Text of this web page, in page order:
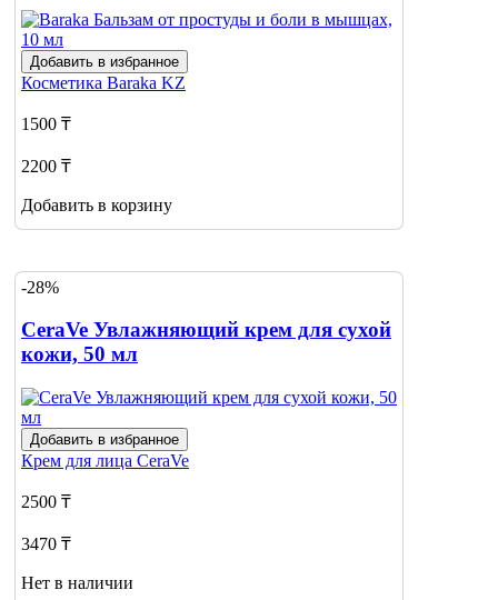
Добавить в избранное
Косметика Baraka KZ
1500 ₸
2200 ₸
Добавить в корзину
-28%
CeraVe Увлажняющий крем для сухой
кожи, 50 мл
Добавить в избранное
Крем для лица CeraVe
2500 ₸
3470 ₸
Нет в наличии